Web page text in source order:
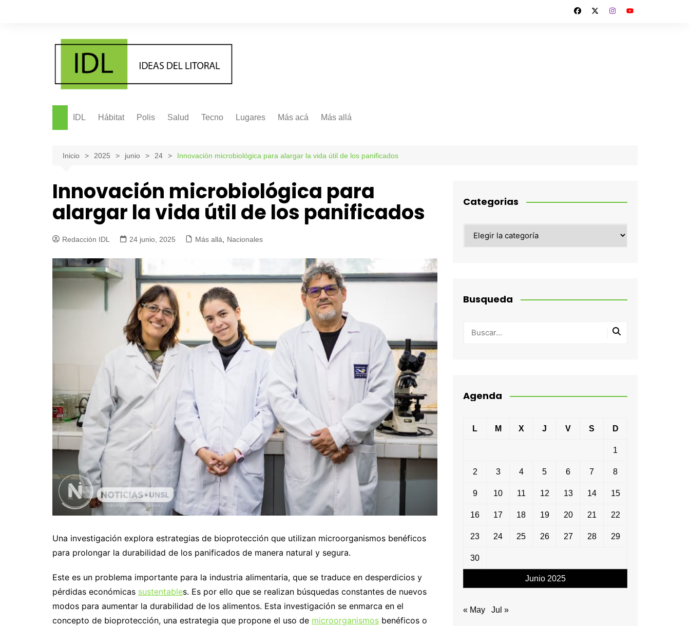
IDL Hábitat Polis Salud Tecno Lugares Más acá Más allá
Internacionales Más allá
Inicio 2025 junio 24 Innovación microbiológica para alargar la vida útil de los panificados
Innovación microbiológica para
alargar la vida útil de los panificados
Redacción IDL 24 junio, 2025 Más allá, Nacionales
Una investigación explora estrategias de bioprotección que utilizan microorganismos benéficos
para prolongar la durabilidad de los panificados de manera natural y segura.
Este es un problema importante para la industria alimentaria, que se traduce en desperdicios y
pérdidas económicas sustentables. Es por ello que se realizan búsquedas constantes de nuevos
modos para aumentar la durabilidad de los alimentos. Esta investigación se enmarca en el
concepto de bioprotección, una estrategia que propone el uso de microorganismos benéficos o
Categorias
Busqueda
Agenda
Junio 2025
L M X J V S D
1
2 3 4 5 6 7 8
9 10 11 12 13 14 15
16 17 18 19 20 21 22
23 24 25 26 27 28 29
30
« May Jul »